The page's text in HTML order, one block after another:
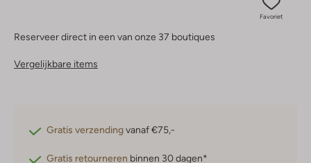
Favoriet
Reserveer direct in een van onze 37 boutiques
Vergelijkbare items
Gratis verzendingvanaf €75,-
Gratis retourneren binnen 30 dagen*